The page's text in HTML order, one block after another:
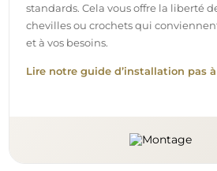
standards. Cela vous offre la liberté
chevilles ou crochets qui
et à vos besoins.
Lire notre guide d’installation pas à